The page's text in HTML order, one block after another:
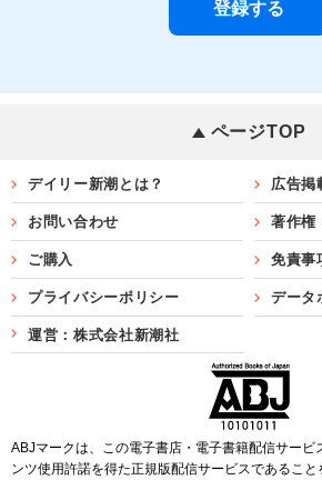
ページTOP
デイリー新潮とは？ 広告掲
お問い合わせ 著作権
ご購入 免責事
プライバシーポリシー データ
運営：株式会社新潮社
ABJマークは、この電子書店・電子書籍配信サービ
ンツ使用許諾を得た正規版配信サービスであるこ